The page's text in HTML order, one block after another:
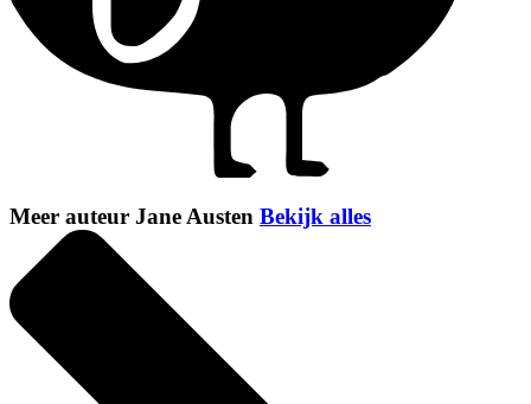
Meer auteur Jane Austen Bekijk alles